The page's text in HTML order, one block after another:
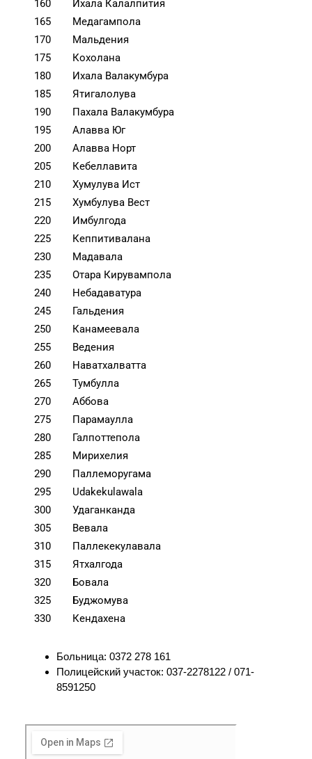
160
Ихала Калалпития
165
Медагампола
170
Мальдения
175
Кохолана
180
Ихала Валакумбура
185
Ятигалолува
190
Пахала Валакумбура
195
Алавва Юг
200
Алавва Норт
205
Кебеллавита
210
Хумулува Ист
215
Хумбулува Вест
220
Имбулгода
225
Кеппитивалана
230
Мадавала
235
Отара Кирувампола
240
Небадаватура
245
Гальдения
250
Канамеевала
255
Ведения
260
Наватхалватта
265
Тумбулла
270
Аббова
275
Парамаулла
280
Галпоттепола
285
Мирихелия
290
Паллеморугама
295
Udakekulawala
300
Удаганканда
305
Вевала
310
Паллекекулавала
315
Ятхалгода
320
Бовала
325
Буджомува
330
Кендахена
Больница: 0372 278 161
Полицейский участок: 037-2278122 / 071-
8591250